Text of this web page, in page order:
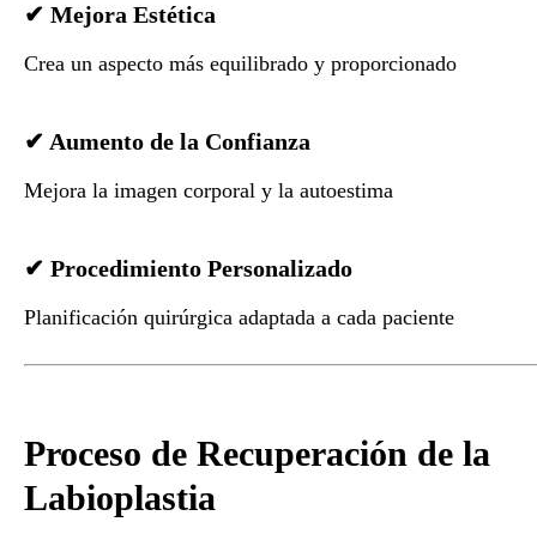
✔ Mejora Estética
Crea un aspecto más equilibrado y proporcionado
✔ Aumento de la Confianza
Mejora la imagen corporal y la autoestima
✔ Procedimiento Personalizado
Planificación quirúrgica adaptada a cada paciente
Proceso de Recuperación de la
Labioplastia